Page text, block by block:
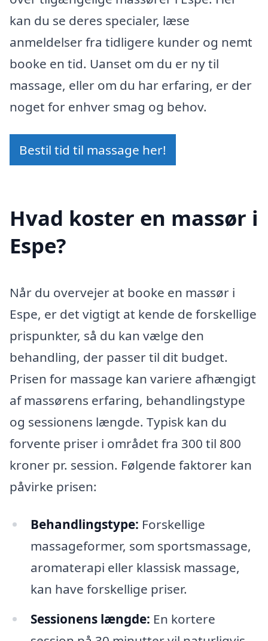
kan du se deres specialer, læse
anmeldelser fra tidligere kunder og nemt
booke en tid. Uanset om du er ny til
massage, eller om du har erfaring, er der
noget for enhver smag og behov.
Bestil tid til massage her!
Hvad koster en massør i
Espe?
Når du overvejer at booke en massør i
Espe, er det vigtigt at kende de forskellige
prispunkter, så du kan vælge den
behandling, der passer til dit budget.
Prisen for massage kan variere afhængigt
af massørens erfaring, behandlingstype
og sessionens længde. Typisk kan du
forvente priser i området fra 300 til 800
kroner pr. session. Følgende faktorer kan
påvirke prisen:
Behandlingstype: Forskellige
massageformer, som sportsmassage,
aromaterapi eller klassisk massage,
kan have forskellige priser.
Sessionens længde: En kortere